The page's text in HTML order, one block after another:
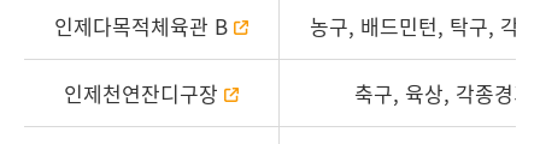
인제다목적체육관 B 농구, 배드민턴, 탁구, 각
인제천연잔디구장 축구, 육상, 각종경기